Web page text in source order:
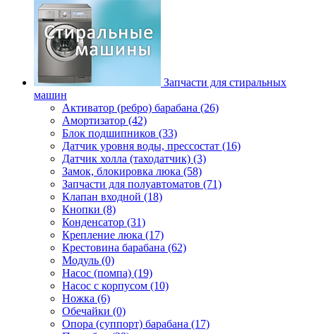
Запчасти для стиральных
машин
Активатор (ребро) барабана (26)
Амортизатор (42)
Блок подшипников (33)
Датчик уровня воды, прессостат (16)
Датчик холла (таходатчик) (3)
Замок, блокировка люка (58)
Запчасти для полуавтоматов (71)
Клапан входной (18)
Кнопки (8)
Конденсатор (31)
Крепление люка (17)
Крестовина барабана (62)
Модуль (0)
Насос (помпа) (19)
Насос c корпусом (10)
Ножка (6)
Обечайки (0)
Опора (суппорт) барабана (17)